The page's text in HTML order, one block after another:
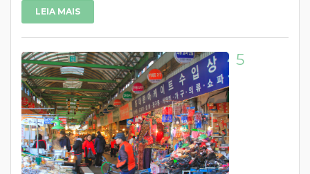
LEIA MAIS
5